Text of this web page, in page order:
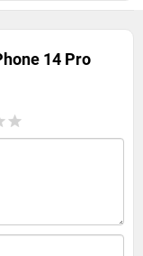
14 Pro